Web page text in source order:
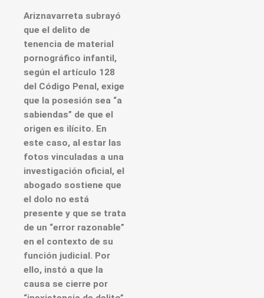
Ariznavarreta subrayó
que el delito de
tenencia de material
pornográfico infantil,
según el artículo 128
del Código Penal, exige
que la posesión sea “a
sabiendas” de que el
origen es ilícito. En
este caso, al estar las
fotos vinculadas a una
investigación oficial, el
abogado sostiene que
el dolo no está
presente y que se trata
de un “error razonable”
en el contexto de su
función judicial. Por
ello, instó a que la
causa se cierre por